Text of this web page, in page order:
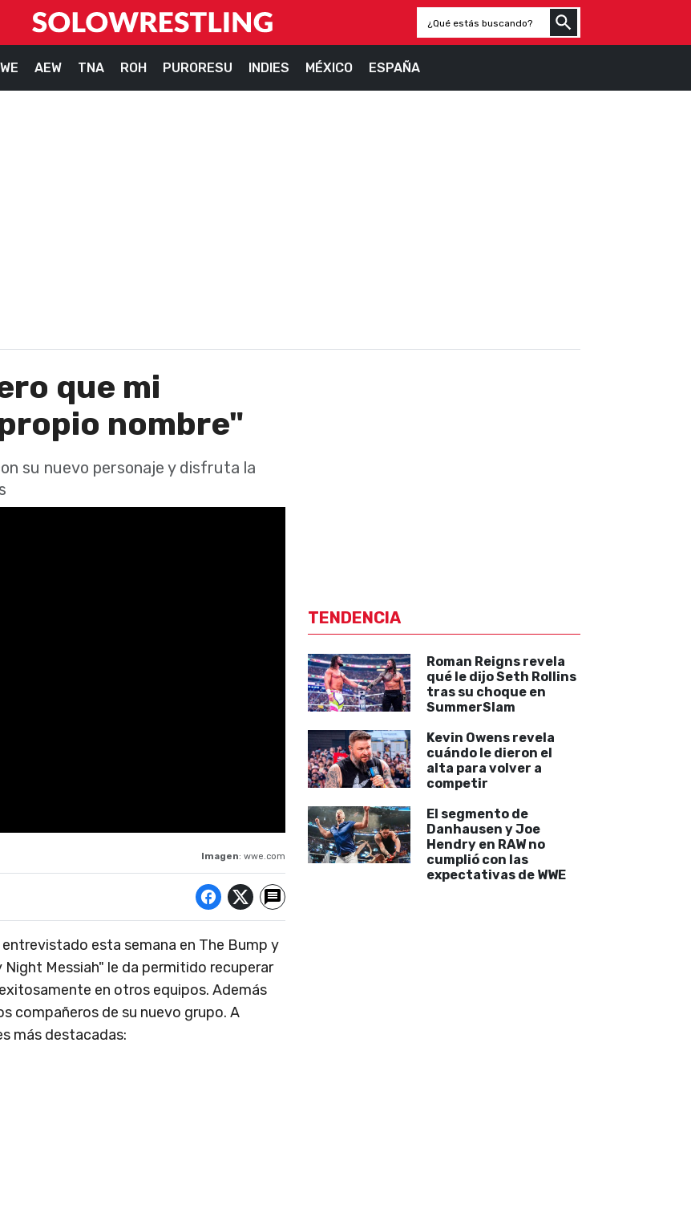
AEW TNA ROH PURORESU INDIES MÉXICO ESPAÑA
que mi
nombre"
su nuevo personaje y disfruta la
Imagen: wwe.com
esta semana en The Bump y
Messiah" le da permitido recuperar
en otros equipos. Además
compañeros de su nuevo grupo. A
más destacadas:
TENDENCIA
Roman Reigns revela
qué le dijo Seth Rollins
tras su choque en
SummerSlam
Kevin Owens revela
cuándo le dieron el
alta para volver a
competir
El segmento de
Danhausen y Joe
Hendry en RAW no
cumplió con las
expectativas de WWE